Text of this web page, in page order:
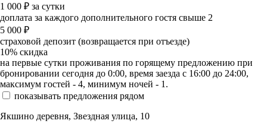
1 000 ₽ за сутки
доплата за каждого дополнительного гостя свыше 2
5 000 ₽
страховой депозит (возвращается при отъезде)
10% скидка
на первые сутки проживания по горящему предложению при
бронировании сегодня до 0:00, время заезда с 16:00 до 24:00,
максимум гостей - 4, минимум ночей - 1.
показывать предложения рядом
Якшино деревня, Звездная улица, 10